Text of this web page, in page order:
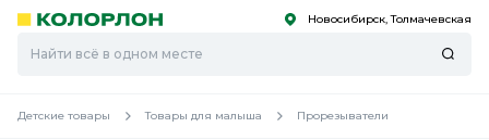
Скоро
Скоро Новосибирск, Толмачевская
Детские товары Товары для малыша Прорезыватели